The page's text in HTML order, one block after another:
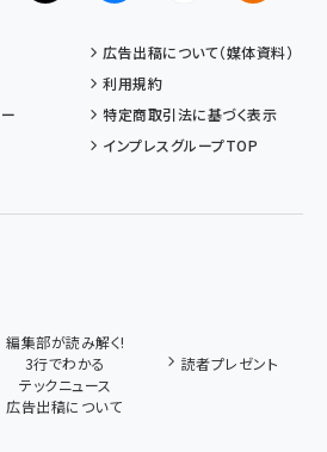
広告出稿について（媒体資料）
利用規約
特定商取引法に基づく表示
インプレスグループTOP
編集部が読み解く!
3行でわかる
テックニュース
読者プレゼント
広告出稿について